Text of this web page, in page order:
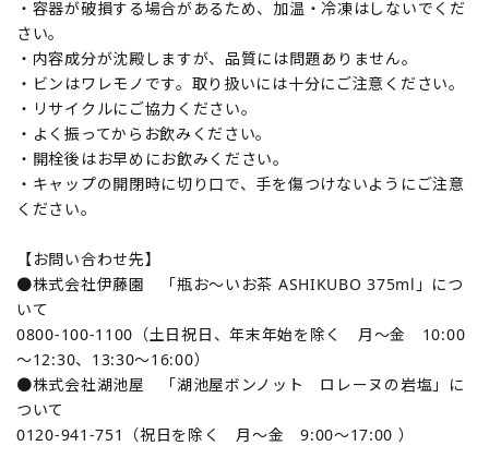
・容器が破損する場合があるため、加温・冷凍はしないでくだ
さい。
・内容成分が沈殿しますが、品質には問題ありません。
・ビンはワレモノです。取り扱いには十分にご注意ください。
・リサイクルにご協力ください。
・よく振ってからお飲みください。
・開栓後はお早めにお飲みください。
・キャップの開閉時に切り口で、手を傷つけないようにご注意
ください。
【お問い合わせ先】
●株式会社伊藤園 「瓶お～いお茶 ASHIKUBO 375ml」につ
いて
0800-100-1100（土日祝日、年末年始を除く 月～金 10:00
～12:30、13:30～16:00）
●株式会社湖池屋 「湖池屋ボンノット ロレーヌの岩塩」に
ついて
0120-941-751（祝日を除く 月～金 9:00～17:00 ）